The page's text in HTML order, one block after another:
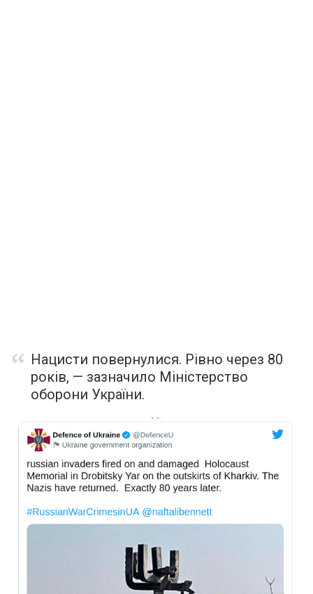
Нацисти повернулися. Рівно через 80
років, — зазначило Міністерство
оборони України.